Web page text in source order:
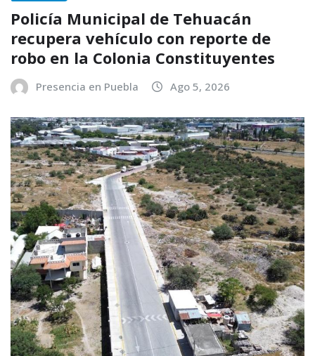
Policía Municipal de Tehuacán
recupera vehículo con reporte de
robo en la Colonia Constituyentes
Presencia en Puebla Ago 5, 2026